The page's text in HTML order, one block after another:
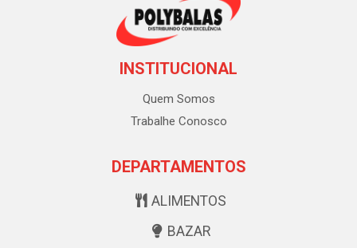
INSTITUCIONAL
Quem Somos
Trabalhe Conosco
DEPARTAMENTOS
ALIMENTOS
BAZAR